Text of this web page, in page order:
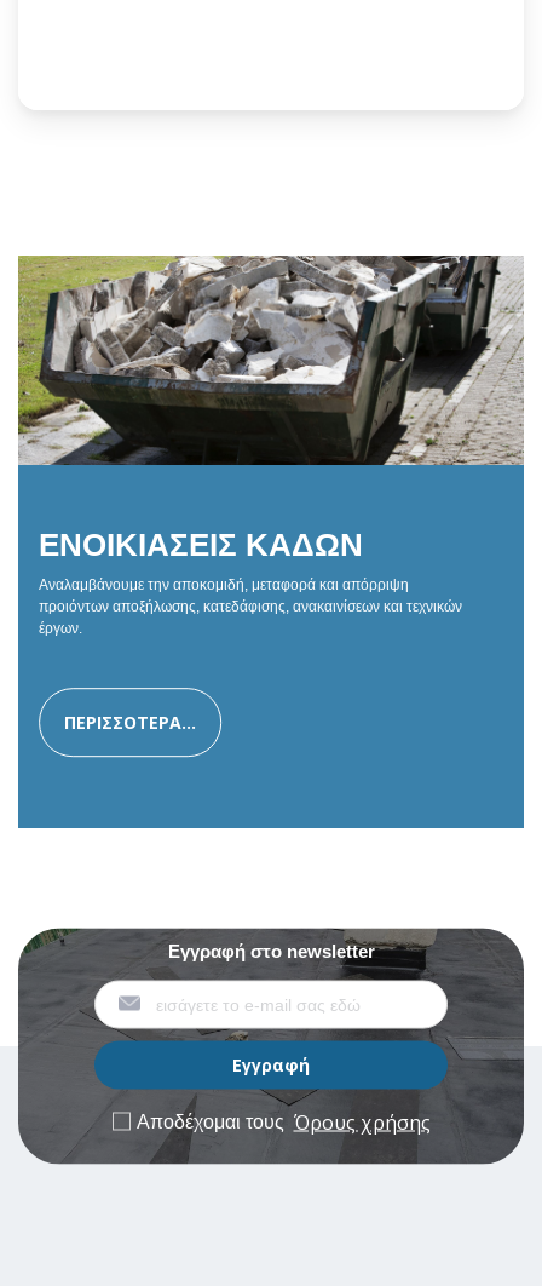
ΕΝΟΙΚΙΑΣΕΙΣ ΚΑΔΩΝ
Αναλαμβάνουμε την αποκομιδή, μεταφορά και απόρριψη
προιόντων αποξήλωσης, κατεδάφισης, ανακαινίσεων και τεχνικών
έργων.
ΠΕΡΙΣΣΟΤΕΡΑ...
Εγγραφή στο newsletter
Αποδέχομαι τους Όρους χρήσης